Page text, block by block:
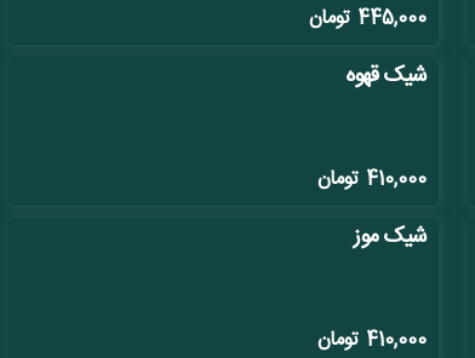
445,000 تومان
شیک قهوه
410,000 تومان
شیک موز
410,000 تومان